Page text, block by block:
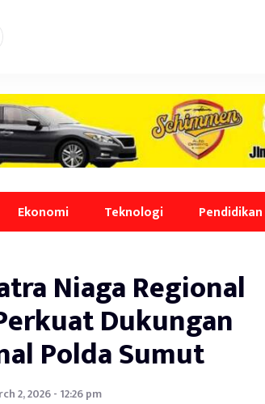
Ekonomi Teknologi Pendidikan
Niaga Regional
Dukungan
Polda Sumut
2, 2026 - 12:26 pm